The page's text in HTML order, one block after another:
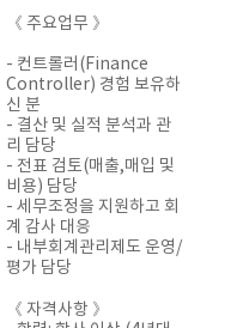
《 주요업무 》
- 컨트롤러(Finance
Controller) 경험 보유하
신 분
- 결산 및 실적 분석과 관
리 담당
- 전표 검토(매출,매입 및
비용) 담당
- 세무조정을 지원하고 회
계 감사 대응
- 내부회계관리제도 운영/
평가 담당
《 자격사항 》